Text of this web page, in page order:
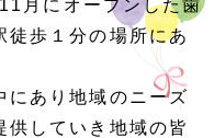
月にオープンした歯
徒歩１分の場所にあ
にあり地域のニーズ
供していき地域の皆